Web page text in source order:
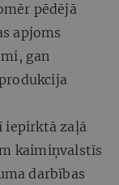
pēdējā
apjoms
gan
iepirktā zaļā
kaimiņvalstīs
darbības